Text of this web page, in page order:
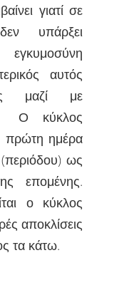
γιατί σε
υπάρξει
αυτός
μαζί με
Ο κύκλος
πρώτη ημέρα
ως
επομένης.
ο κύκλος
αποκλίσεις
τα κάτω.